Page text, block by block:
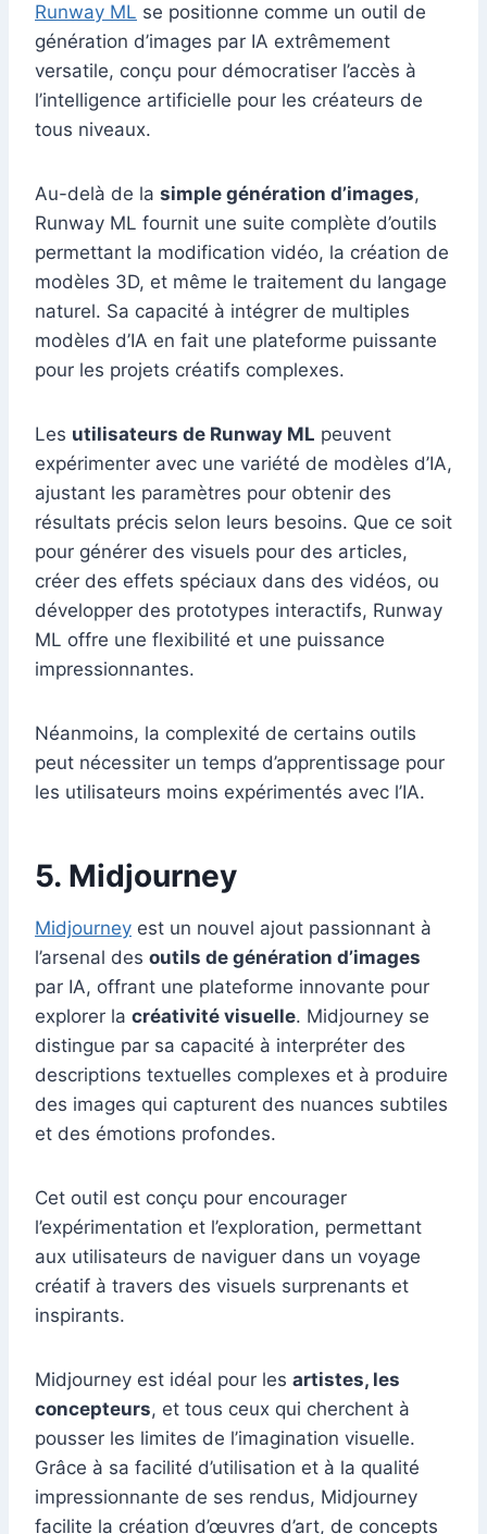
Runway ML se positionne comme un outil de
génération d’images par IA extrêmement
versatile, conçu pour démocratiser l’accès à
l’intelligence artificielle pour les créateurs de
tous niveaux.
Au-delà de la simple génération d’images,
Runway ML fournit une suite complète d’outils
permettant la modification vidéo, la création de
modèles 3D, et même le traitement du langage
naturel. Sa capacité à intégrer de multiples
modèles d’IA en fait une plateforme puissante
pour les projets créatifs complexes.
Les utilisateurs de Runway ML peuvent
expérimenter avec une variété de modèles d’IA,
ajustant les paramètres pour obtenir des
résultats précis selon leurs besoins. Que ce soit
pour générer des visuels pour des articles,
créer des effets spéciaux dans des vidéos, ou
développer des prototypes interactifs, Runway
ML offre une flexibilité et une puissance
impressionnantes.
Néanmoins, la complexité de certains outils
peut nécessiter un temps d’apprentissage pour
les utilisateurs moins expérimentés avec l’IA.
5. Midjourney
Midjourney est un nouvel ajout passionnant à
l’arsenal des outils de génération d’images
par IA, offrant une plateforme innovante pour
explorer la créativité visuelle. Midjourney se
distingue par sa capacité à interpréter des
descriptions textuelles complexes et à produire
des images qui capturent des nuances subtiles
et des émotions profondes.
Cet outil est conçu pour encourager
l’expérimentation et l’exploration, permettant
aux utilisateurs de naviguer dans un voyage
créatif à travers des visuels surprenants et
inspirants.
Midjourney est idéal pour les artistes, les
concepteurs, et tous ceux qui cherchent à
pousser les limites de l’imagination visuelle.
Grâce à sa facilité d’utilisation et à la qualité
impressionnante de ses rendus, Midjourney
facilite la création d’œuvres d’art, de concepts